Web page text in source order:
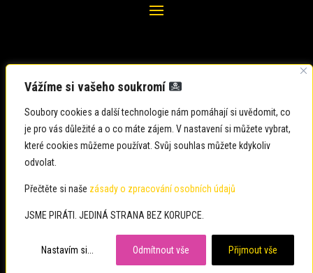
Vážíme si vašeho soukromí
Soubory cookies a další technologie nám pomáhají si uvědomit, co
je pro vás důležité a o co máte zájem. V nastavení si můžete vybrat,
které cookies můžeme používat. Svůj souhlas můžete kdykoliv
odvolat.
Přečtěte si naše zásady o zpracování osobních údajů
JSME PIRÁTI. JEDINÁ STRANA BEZ KORUPCE.
Nastavím si... Odmítnout vše Přijmout vše
Zadavatel: Česká pirátská strana
Občané: usteckykraj@pirati.cz